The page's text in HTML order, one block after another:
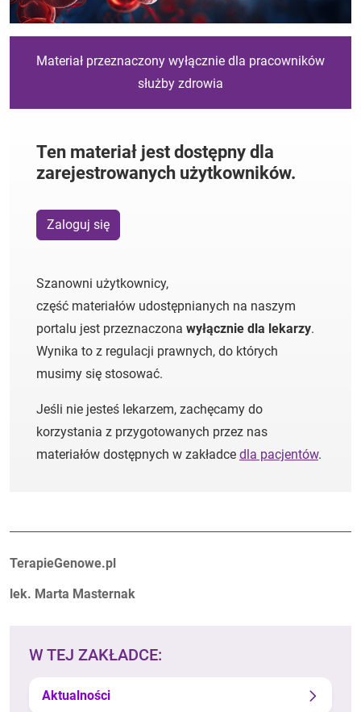
Materiał przeznaczony wyłącznie dla pracowników
służby zdrowia
Ten materiał jest dostępny dla
zarejestrowanych użytkowników.
Zaloguj się
Szanowni użytkownicy,
część materiałów udostępnianych na naszym
portalu jest przeznaczona wyłącznie dla lekarzy.
Wynika to z regulacji prawnych, do których
musimy się stosować.
Jeśli nie jesteś lekarzem, zachęcamy do
korzystania z przygotowanych przez nas
materiałów dostępnych w zakładce dla pacjentów.
Autorzy:
TerapieGenowe.pl
lek. Marta Masternak
W TEJ ZAKŁADCE:
Aktualności